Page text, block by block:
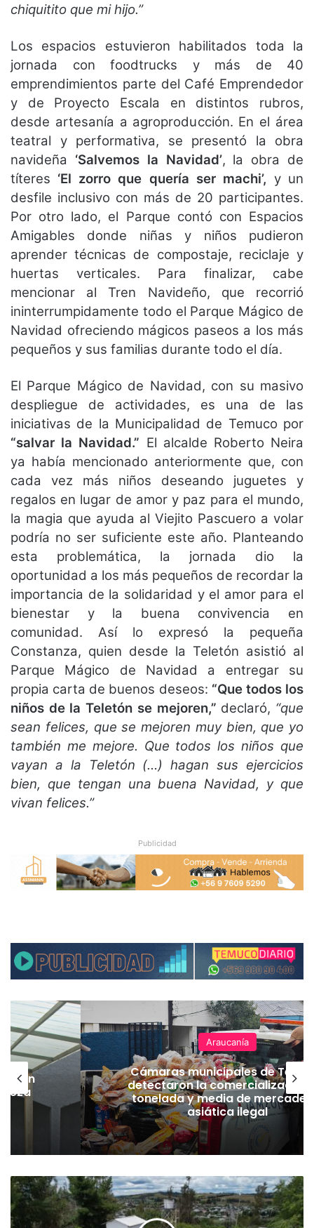
chiquitito que mi hijo.”
Los espacios estuvieron habilitados toda la
jornada con foodtrucks y más de 40
emprendimientos parte del Café Emprendedor
y de Proyecto Escala en distintos rubros,
desde artesanía a agroproducción. En el área
teatral y performativa, se presentó la obra
navideña ‘Salvemos la Navidad’, la obra de
títeres ‘El zorro que quería ser machi’, y un
desfile inclusivo con más de 20 participantes.
Por otro lado, el Parque contó con Espacios
Amigables donde niñas y niños pudieron
aprender técnicas de compostaje, reciclaje y
huertas verticales. Para finalizar, cabe
mencionar al Tren Navideño, que recorrió
ininterrumpidamente todo el Parque Mágico de
Navidad ofreciendo mágicos paseos a los más
pequeños y sus familias durante todo el día.
El Parque Mágico de Navidad, con su masivo
despliegue de actividades, es una de las
iniciativas de la Municipalidad de Temuco por
“salvar la Navidad.” El alcalde Roberto Neira
ya había mencionado anteriormente que, con
cada vez más niños deseando juguetes y
regalos en lugar de amor y paz para el mundo,
la magia que ayuda al Viejito Pascuero a volar
podría no ser suficiente este año. Planteando
esta problemática, la jornada dio la
oportunidad a los más pequeños de recordar la
importancia de la solidaridad y el amor para el
bienestar y la buena convivencia en
comunidad. Así lo expresó la pequeña
Constanza, quien desde la Teletón asistió al
Parque Mágico de Navidad a entregar su
propia carta de buenos deseos: “Que todos los
niños de la Teletón se mejoren,” declaró, “que
sean felices, que se mejoren muy bien, que yo
también me mejore. Que todos los niños que
vayan a la Teletón (…) hagan sus ejercicios
bien, que tengan una buena Navidad, y que
vivan felices.”
Publicidad
Araucanía
Cámaras municipales de
detectaron la comercialización
tonelada y media de
asiática ilegal
$
3